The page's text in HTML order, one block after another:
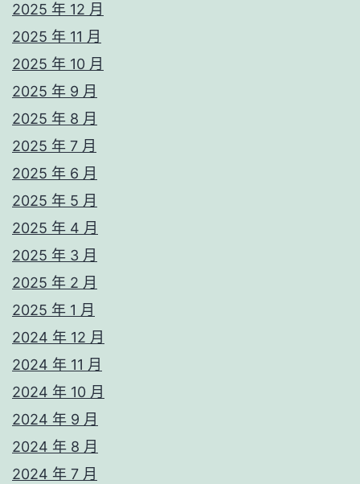
2025 年 12 月
2025 年 11 月
2025 年 10 月
2025 年 9 月
2025 年 8 月
2025 年 7 月
2025 年 6 月
2025 年 5 月
2025 年 4 月
2025 年 3 月
2025 年 2 月
2025 年 1 月
2024 年 12 月
2024 年 11 月
2024 年 10 月
2024 年 9 月
2024 年 8 月
2024 年 7 月